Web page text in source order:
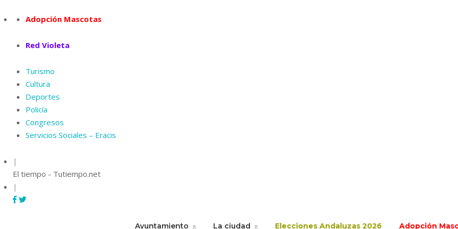
to
Adopción Mascotas
Red Violeta
Turismo
Cultura
Deportes
Policía
Congresos
Servicios Sociales – Eracis
|
El tiempo - Tutiempo.net
|
Ayuntamiento La ciudad Elecciones Andaluzas 2026 Adopción